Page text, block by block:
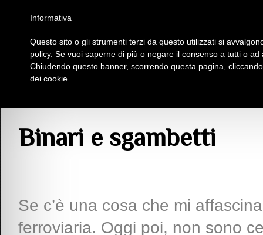
Insieme Per La Cultura
Binari e sgambetti
Se c’è una cosa che mi
ferroviaria. Oggi poi, non sono
Informativa
Questo sito o gli strumenti terzi da questo utilizzati si
policy. Se vuoi saperne di più o negare il consenso a tutti o
Chiudendo questo banner, scorrendo questa pagina,
dei cookie.